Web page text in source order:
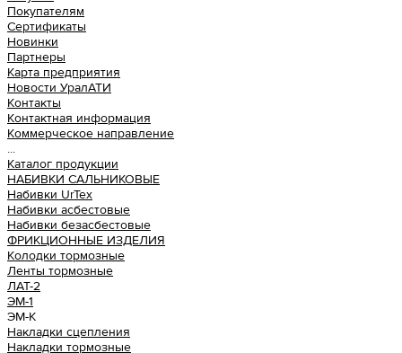
Покупателям
Сертификаты
Новинки
Партнеры
Карта предприятия
Новости УралАТИ
Контакты
Контактная информация
Коммерческое направление
...
Каталог продукции
НАБИВКИ САЛЬНИКОВЫЕ
Набивки UrTex
Набивки асбестовые
Набивки безасбестовые
ФРИКЦИОННЫЕ ИЗДЕЛИЯ
Колодки тормозные
Ленты тормозные
ЛАТ-2
ЭМ-1
ЭМ-К
Накладки сцепления
Накладки тормозные